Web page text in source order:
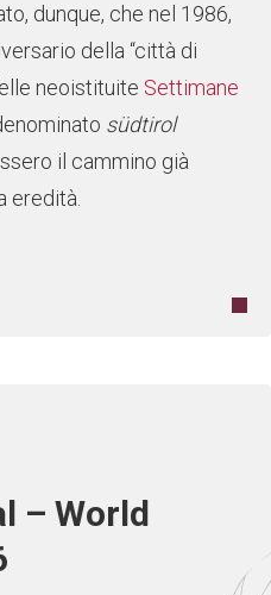
dunque, che nel 1986,
della “città di
neoistituite Settimane
südtirol
il cammino già
eredità.
– World